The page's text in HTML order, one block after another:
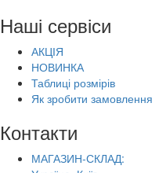
Наші сервіси
АКЦІЯ
НОВИНКА
Таблиці розмірів
Як зробити замовлення
Контакти
МАГАЗИН-СКЛАД: